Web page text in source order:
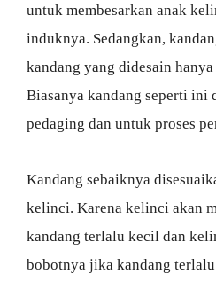
untuk membesarkan anak
induknya. Sedangkan,
kandang yang didesain
Biasanya kandang seperti
pedaging dan untuk proses
Kandang sebaiknya
kelinci. Karena kelinci akan
kandang terlalu kecil dan
bobotnya jika kandang